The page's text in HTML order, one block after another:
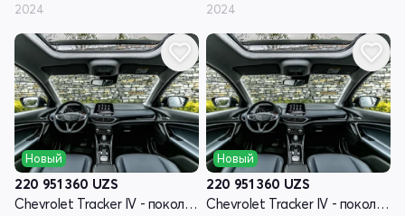
2024 2024
Новый
220 951 360 UZS
Chevrolet Tracker IV - поколение
Новый
220 951 360 UZS
Chevrolet Tracker IV - поколение